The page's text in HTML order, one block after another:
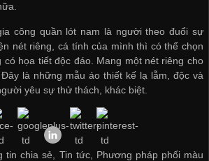
công quần lót nam là người theo đuổi sự
nét riêng, cá tính của mình thì có thể chọn
có họa tiết độc đáo. Mang một nét riêng cho
là những mẫu áo thiết kế lạ lẫm, độc và
yêu sự thử thách, khác biệt.
tin chia sẻ, Tin tức, Phương pháp phối màu